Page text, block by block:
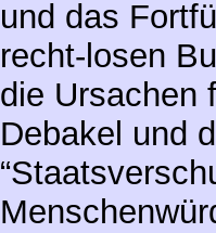
und das
recht-losen
die Ursachen
Debakel und